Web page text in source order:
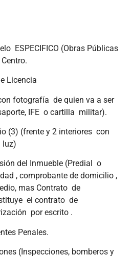
ESPECIFICO (Obras Públicas
Licencia
fotografía de quien va a ser
IFE o cartilla militar).
(3) (frente y 2 interiores con
luz)
del Inmueble (Predial o
, comprobante de domicilio ,
mas Contrato de
el contrato de
por escrito .
Penales.
(Inspecciones, bomberos y